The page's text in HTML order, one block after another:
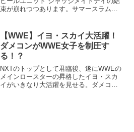
束が崩れつつあります。サマースラムで
かの仇敵リヴ・モーガンに手を貸す裏切
り！あの二人が一緒に...
【WWE】イヨ・スカイ大活躍！
ダメコンがWWE女子を制圧す
る！？
NXTのトップとして君臨後、遂にWWEの
メインロースターの昇格したイヨ・スカ
イがいきなり大活躍を見せる。ダメコン